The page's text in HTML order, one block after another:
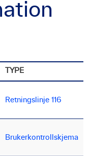
TYPE
Retningslinje 116
Brukerkontrollskjema